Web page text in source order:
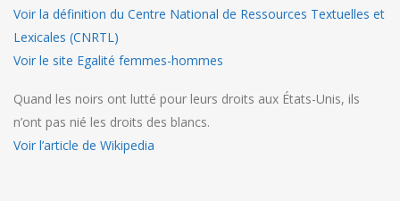
Voir la définition du Centre National de Ressources Textuelles et
Lexicales (CNRTL)
Voir le site Egalité femmes-hommes
Quand les noirs ont lutté pour leurs droits aux États-Unis, ils
n’ont pas nié les droits des blancs.
Voir l’article de Wikipedia